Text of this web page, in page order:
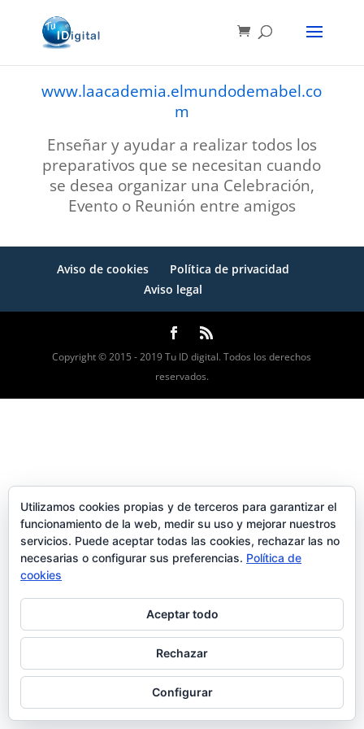
www.laacademia.elmundodemabel.co
m
Enseñar y ayudar a realizar todos los
preparativos que se necesitan cuando
se desea organizar una Celebración,
Evento o Reunión entre amigos
Aviso de cookies
Política de privacidad
Aviso legal
Copyright © 2015 - 2019 Tu ID digital. Todos los derechos
reservados.
Utilizamos cookies propias y de terceros para garantizar el
funcionamiento de la web, medir su uso y mejorar nuestros
servicios. Puede aceptar todas las cookies, rechazar las no
necesarias o configurar sus preferencias. Política de
cookies
Aceptar todo
Rechazar
Configurar